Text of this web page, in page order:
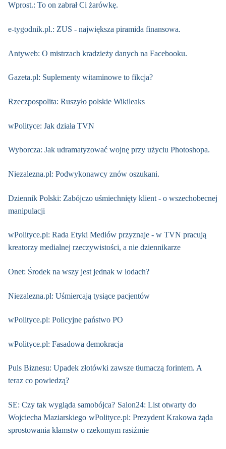
Wprost.: To on zabrał Ci żarówkę.
e-tygodnik.pl.: ZUS - największa piramida finansowa.
Antyweb: O mistrzach kradzieży danych na Facebooku.
Gazeta.pl: Suplementy witaminowe to fikcja?
Rzeczpospolita: Ruszyło polskie Wikileaks
wPolityce: Jak działa TVN
Wyborcza: Jak udramatyzować wojnę przy użyciu Photoshopa.
Niezalezna.pl: Podwykonawcy znów oszukani.
Dziennik Polski: Zabójczo uśmiechnięty klient - o wszechobecnej
manipulacji
wPolityce.pl: Rada Etyki Mediów przyznaje - w TVN pracują
kreatorzy medialnej rzeczywistości, a nie dziennikarze
Onet: Środek na wszy jest jednak w lodach?
Niezalezna.pl: Uśmiercają tysiące pacjentów
wPolityce.pl: Policyjne państwo PO
wPolityce.pl: Fasadowa demokracja
Puls Biznesu: Upadek złotówki zawsze tłumaczą forintem. A
teraz co powiedzą?
SE: Czy tak wygląda samobójca? Salon24: List otwarty do
Wojciecha Maziarskiego wPolityce.pl: Prezydent Krakowa żąda
sprostowania kłamstw o rzekomym rasiźmie